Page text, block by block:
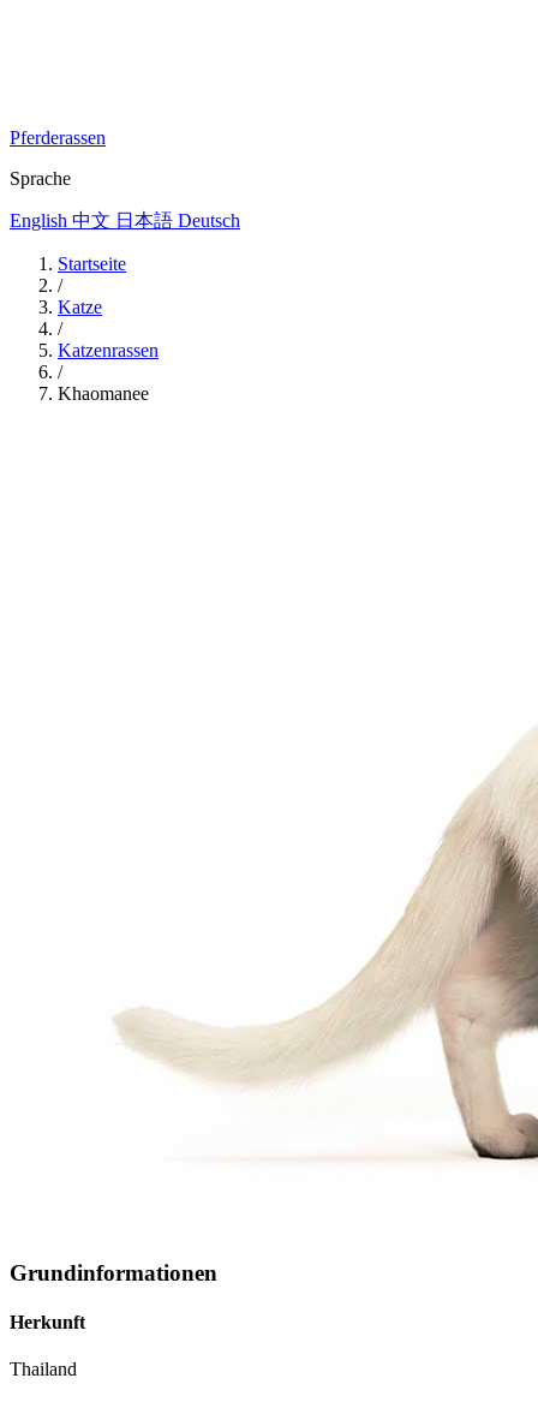
Pferderassen
Sprache
English 中文 日本語 Deutsch
Startseite
/
Katze
/
Katzenrassen
/
Khaomanee
Grundinformationen
Herkunft
Thailand